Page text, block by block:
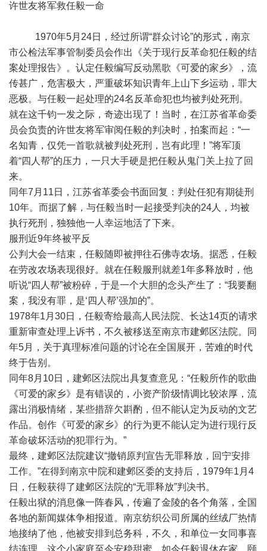
许世友将军救任毅一命
1970年5月24日，经过所谓“群众讨论”的形式，南京
市公检法军事管制委员会作出《关于现行反革命犯任毅的结
案处理报告》。认定任毅编写反动黑歌《可爱的家乡》，流
传甚广，危害极大，严重破坏知识青年上山下乡运动，罪大
恶极。与任毅一起处理的24名反革命犯也均被判处死刑。
就在这千钧一发之际，奇迹出现了！当时，在江苏省革命委
员会负责的许世友将军审阅任毅的判决时，拍案而起：“一
名知青，仅凭一首歌就被判处死刑，岂有此理！”将军顶
着“四人帮”的压力，一只大手硬是把任毅从鬼门关上拉了回
来。
同年7月11日，江苏省革委会书面回复：判处任犯有期徒刑
10年。而据了解，与任毅当时一起接受判决的24人，均被
执行死刑，独独他一人幸运地活了下来。
服刑近9年终被平反
公判大会一结束，任毅随即被押往石佛寺农场。据悉，任毅
在劳改农场表现很好。就在任毅服刑就差1年多释放时，他
听说“四人帮”被粉碎，于是一个大胆的念头产生了：“我要翻
案，我没有罪，是‘四人帮’强加的”。
1978年1月30日，任毅寄给最高人民法院、长达14页的请求
重新审查处理上诉书，不久被移送至南京市建邺区法院。同
年5月，关于真理标准问题的讨论在全国展开，苦难的时代
终于告别。
同年8月10日，建邺区法院出具复查意见：“任毅所作的歌曲
《可爱的家乡》是有错误的，小资产阶级情调比较浓厚，流
露出消极情绪，某些措辞欠斟酌，但不能认定为反动的文艺
作品。创作《可爱的家乡》的行为更不能认定为进行现行反
革命破坏活动的犯罪行为。”
最终，建邺区法院建议“撤销原判宣告无罪释放，回宁安排
工作。”在得到南京中院和建邺区委的支持后，1979年1月4
日，任毅获得了建邺区法院的“无罪释放”判决书。
任毅出狱的消息像一阵春风，传遍了金陵的各个角落，全国
各地的新闻媒体争相报道。南京纺织公司所属的丝绒厂热情
地接纳了他，他被安排到总务科，不久，和单位一女同事喜
结连理，这个小家庭至今安稳甜蜜，如今任毅退休在家，颐